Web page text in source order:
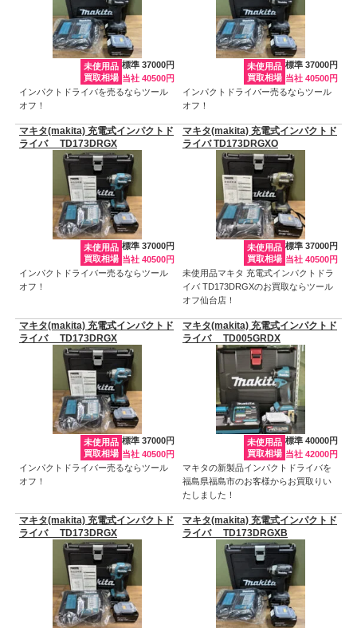
未使用品
買取相場
標準 37000円
当社 40500円
インパクトドライバを売るならツール
オフ！
未使用品
買取相場
標準 37000円
当社 40500円
インパクトドライバー売るならツール
オフ！
マキタ(makita) 充電式インパクトド
ライバ TD173DRGX
未使用品
買取相場
標準 37000円
当社 40500円
インパクトドライバー売るならツール
オフ！
マキタ(makita) 充電式インパクトド
ライバ TD173DRGXO
未使用品
買取相場
標準 37000円
当社 40500円
未使用品マキタ 充電式インパクトドラ
イバ TD173DRGXのお買取ならツール
オフ仙台店！
マキタ(makita) 充電式インパクトド
ライバ TD173DRGX
未使用品
買取相場
標準 37000円
当社 40500円
インパクトドライバー売るならツール
オフ！
マキタ(makita) 充電式インパクトド
ライバ TD005GRDX
未使用品
買取相場
標準 40000円
当社 42000円
マキタの新製品インパクトドライバを
福島県福島市のお客様からお買取りい
たしました！
マキタ(makita) 充電式インパクトド
ライバ TD173DRGX
マキタ(makita) 充電式インパクトド
ライバ TD173DRGXB